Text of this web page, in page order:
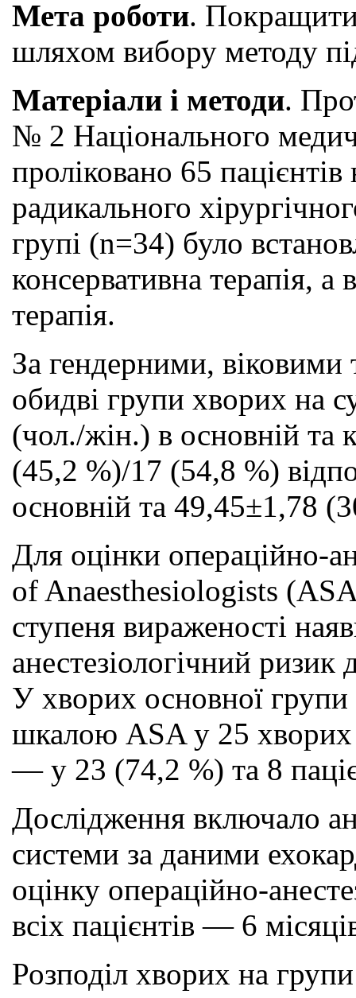
Мета роботи. Покращити
шляхом вибору методу
Матеріали і методи.
№ 2 Національного
проліковано 65
радикального
групі (n=34) було
консервативна терапія,
терапія.
За гендерними, віковими
обидві групи хворих на
(чол./жін.) в основній та
(45,2 %)/17 (54,8 %)
основній та 49,45±1,78
Для оцінки операційно-
of Anaesthesiologists
ступеня вираженості
анестезіологічний ризик
У хворих основної групи
шкалою ASA у 25 хворих
— у 23 (74,2 %) та 8
Дослідження включало
системи за даними
оцінку операційно-
всіх пацієнтів — 6
Розподіл хворих на